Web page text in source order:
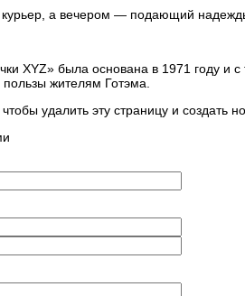
а вечером — подающий
XYZ» была основана в 1971 году и
жителям Готэма.
, чтобы удалить эту страницу и создать